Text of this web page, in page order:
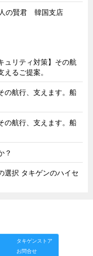
人の賢君 韓国支店
ュリティ対策】その航
るご提案。
の航行、支えます。船
の航行、支えます。船
？
選択 タキゲンのハイセ
タキゲンストア
お問合せ